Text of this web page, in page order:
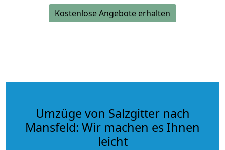
Kostenlose Angebote erhalten
Umzüge von Salzgitter nach
Mansfeld: Wir machen es Ihnen
leicht